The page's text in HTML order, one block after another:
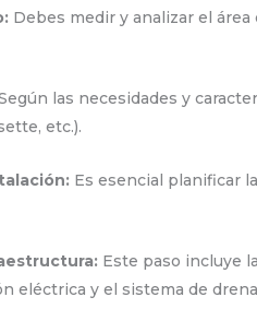
Debes medir y analizar el
las necesidades y
etc.).
Es esencial planificar
Este paso incluye
eléctrica y el sistema de